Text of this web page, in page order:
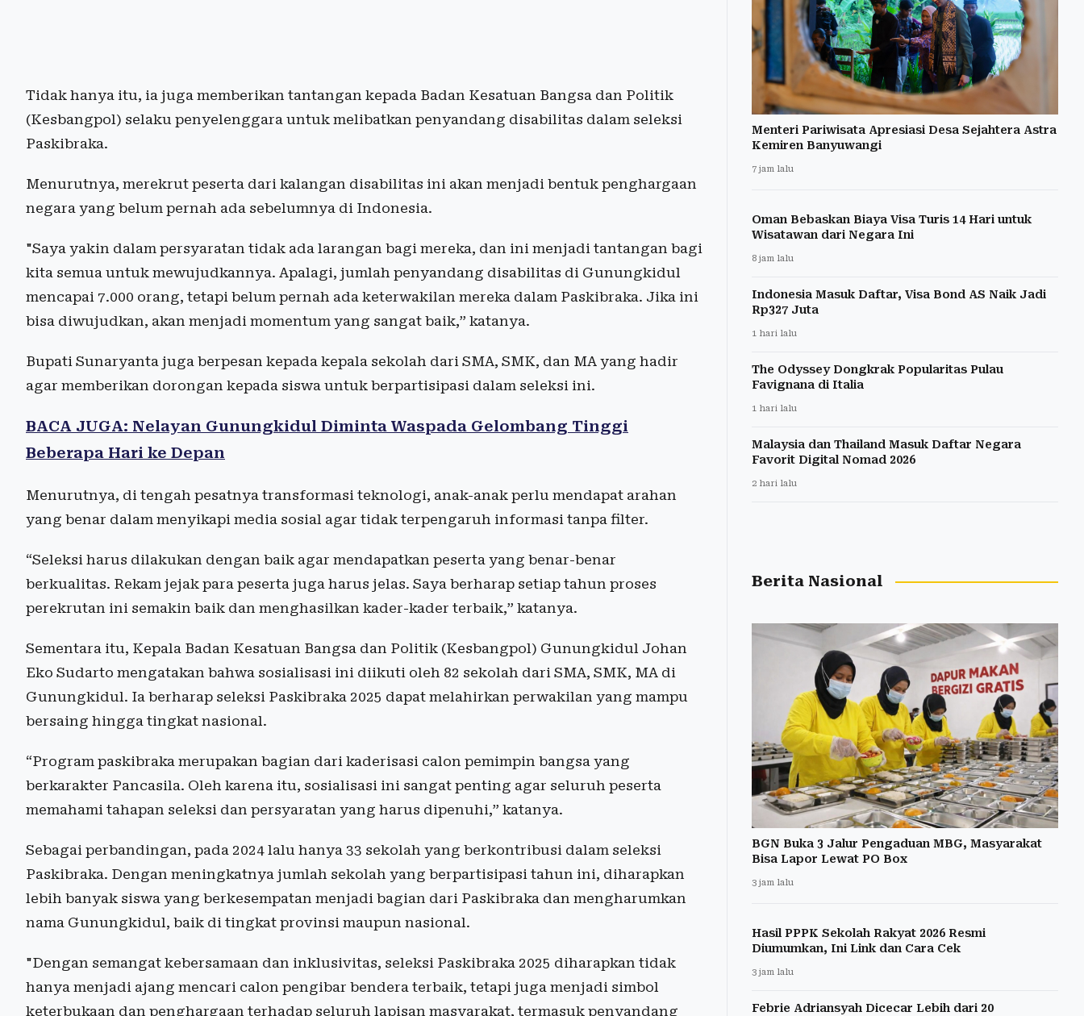
Tidak hanya itu, ia juga memberikan tantangan kepada Badan Kesatuan Bangsa dan Politik
(Kesbangpol) selaku penyelenggara untuk melibatkan penyandang disabilitas dalam seleksi
Paskibraka.
Menurutnya, merekrut peserta dari kalangan disabilitas ini akan menjadi bentuk penghargaan
negara yang belum pernah ada sebelumnya di Indonesia.
"Saya yakin dalam persyaratan tidak ada larangan bagi mereka, dan ini menjadi tantangan bagi
kita semua untuk mewujudkannya. Apalagi, jumlah penyandang disabilitas di Gunungkidul
mencapai 7.000 orang, tetapi belum pernah ada keterwakilan mereka dalam Paskibraka. Jika ini
bisa diwujudkan, akan menjadi momentum yang sangat baik,” katanya.
Bupati Sunaryanta juga berpesan kepada kepala sekolah dari SMA, SMK, dan MA yang hadir
agar memberikan dorongan kepada siswa untuk berpartisipasi dalam seleksi ini.
BACA JUGA: Nelayan Gunungkidul Diminta Waspada Gelombang Tinggi
Beberapa Hari ke Depan
Menurutnya, di tengah pesatnya transformasi teknologi, anak-anak perlu mendapat arahan
yang benar dalam menyikapi media sosial agar tidak terpengaruh informasi tanpa filter.
“Seleksi harus dilakukan dengan baik agar mendapatkan peserta yang benar-benar
berkualitas. Rekam jejak para peserta juga harus jelas. Saya berharap setiap tahun proses
perekrutan ini semakin baik dan menghasilkan kader-kader terbaik,” katanya.
Sementara itu, Kepala Badan Kesatuan Bangsa dan Politik (Kesbangpol) Gunungkidul Johan
Eko Sudarto mengatakan bahwa sosialisasi ini diikuti oleh 82 sekolah dari SMA, SMK, MA di
Gunungkidul. Ia berharap seleksi Paskibraka 2025 dapat melahirkan perwakilan yang mampu
bersaing hingga tingkat nasional.
“Program paskibraka merupakan bagian dari kaderisasi calon pemimpin bangsa yang
berkarakter Pancasila. Oleh karena itu, sosialisasi ini sangat penting agar seluruh peserta
memahami tahapan seleksi dan persyaratan yang harus dipenuhi,” katanya.
Sebagai perbandingan, pada 2024 lalu hanya 33 sekolah yang berkontribusi dalam seleksi
Paskibraka. Dengan meningkatnya jumlah sekolah yang berpartisipasi tahun ini, diharapkan
lebih banyak siswa yang berkesempatan menjadi bagian dari Paskibraka dan mengharumkan
nama Gunungkidul, baik di tingkat provinsi maupun nasional.
"Dengan semangat kebersamaan dan inklusivitas, seleksi Paskibraka 2025 diharapkan tidak
hanya menjadi ajang mencari calon pengibar bendera terbaik, tetapi juga menjadi simbol
keterbukaan dan penghargaan terhadap seluruh lapisan masyarakat, termasuk penyandang
Menteri Pariwisata Apresiasi Desa Sejahtera Astra
Kemiren Banyuwangi
7 jam lalu
Oman Bebaskan Biaya Visa Turis 14 Hari untuk
Wisatawan dari Negara Ini
8 jam lalu
Indonesia Masuk Daftar, Visa Bond AS Naik Jadi
Rp327 Juta
1 hari lalu
The Odyssey Dongkrak Popularitas Pulau
Favignana di Italia
1 hari lalu
Malaysia dan Thailand Masuk Daftar Negara
Favorit Digital Nomad 2026
2 hari lalu
Berita Nasional
BGN Buka 3 Jalur Pengaduan MBG, Masyarakat
Bisa Lapor Lewat PO Box
3 jam lalu
Hasil PPPK Sekolah Rakyat 2026 Resmi
Diumumkan, Ini Link dan Cara Cek
3 jam lalu
Febrie Adriansyah Dicecar Lebih dari 20